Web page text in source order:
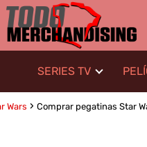
SERIES TV
Wars Comprar pegatinas Star